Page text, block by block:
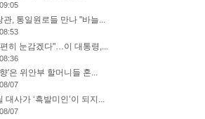
09:05
관, 통일원로들 만나 "바늘...
08:53
히 눈감겠다"…이 대통령,...
08:36
'은 위안부 할머니들 혼...
08/07
대사가 ‘흑발미인’이 되지...
08/07